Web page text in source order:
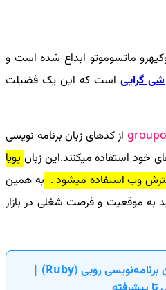
1993 توسط یوکیهرو ماتسوموتو ابداع شده است و
شی گرایی است که این یک فضیلت
از کدهای زبان برنامه نویسی
خود استفاده میکنند.این زبان پویا
وب استفاده میشود . به همین
به موقعیت و فرصت شغلی در بازار
زبان برنامه‌نویسی روبی (Ruby) |